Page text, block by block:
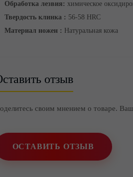
Обработка лезвия: химическое
Твердость клинка : 56-58 HRC
Материал ножен : Натуральная кожа
отзыв
своим мнением о товаре.
ОСТАВИТЬ ОТЗЫВ